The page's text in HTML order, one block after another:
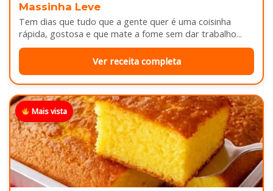
Massinha Leve
Tem dias que tudo que a gente quer é uma coisinha
rápida, gostosa e que mate a fome sem dar trabalho...
Ver receita completa
Mais vista